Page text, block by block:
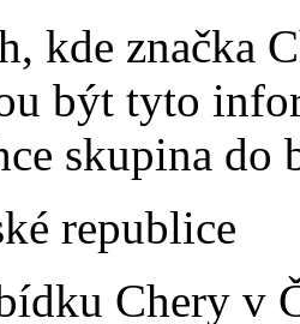
kde značka
být tyto
skupina do
republice
Chery v